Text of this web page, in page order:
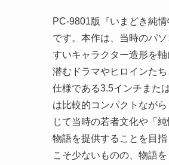
PC-9801版『いまどき純
です。本作は、当時のパ
すいキャラクター造形を
潜むドラマやヒロインた
仕様である3.5インチまた
は比較的コンパクトなが
じて当時の若者文化や「
物語を提供することを目
こそ少ないものの、物語